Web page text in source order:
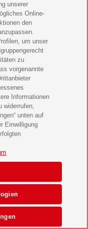
unserer
Online-
den
um unser
zu
vorgenannte
Informationen
widerrufen,
unten auf
Einwilligung